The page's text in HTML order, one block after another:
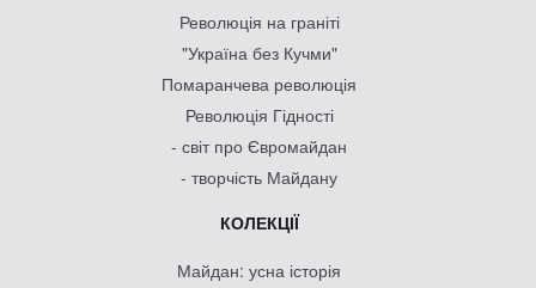
Революція на граніті
"Україна без Кучми"
Помаранчева революція
Революція Гідності
- світ про Євромайдан
- творчість Майдану
КОЛЕКЦІЇ
Майдан: усна історія